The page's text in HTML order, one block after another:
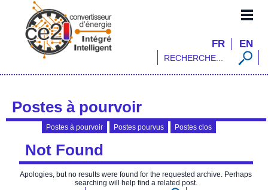
FR EN
Postes à pourvoir
Postes à pourvoir Postes pourvus Postes clos
Not Found
Apologies, but no results were found for the requested archive. Perhaps
searching will help find a related post.